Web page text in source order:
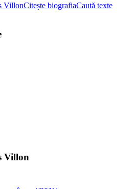
VillonCitește biografiaCaută texte
Villon